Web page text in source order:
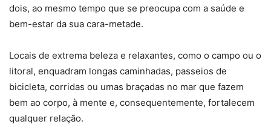
dois, ao mesmo tempo que se preocupa com a saúde e
bem-estar da sua cara-metade.
Locais de extrema beleza e relaxantes, como o campo ou o
litoral, enquadram longas caminhadas, passeios de
bicicleta, corridas ou umas braçadas no mar que fazem
bem ao corpo, à mente e, consequentemente, fortalecem
qualquer relação.